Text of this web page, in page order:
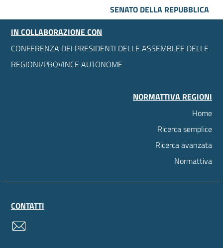
SENATO DELLA REPUBBLICA
IN COLLABORAZIONE CON
CONFERENZA DEI PRESIDENTI DELLE ASSEMBLEE DELLE
REGIONI/PROVINCE AUTONOME
NORMATTIVA REGIONI
Home
Ricerca semplice
Ricerca avanzata
Normattiva
CONTATTI